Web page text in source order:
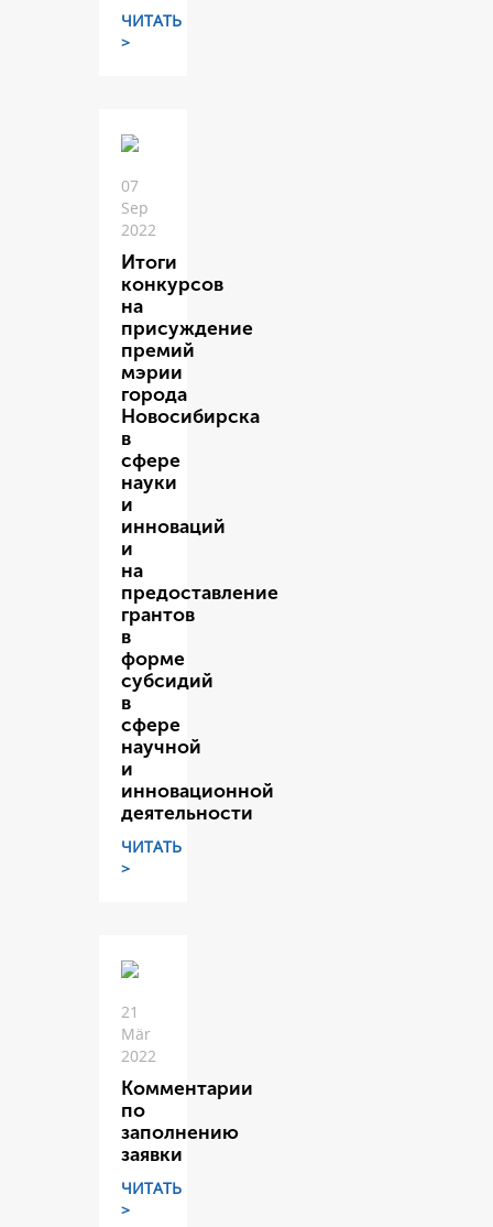
ЧИТАТЬ
>
07
Sep
2022
Итоги
конкурсов
на
присуждение
премий
мэрии
города
Новосибирска
в
сфере
науки
и
инноваций
и
на
предоставление
грантов
в
форме
субсидий
в
сфере
научной
и
инновационной
деятельности
ЧИТАТЬ
>
21
Mär
2022
Комментарии
по
заполнению
заявки
ЧИТАТЬ
>